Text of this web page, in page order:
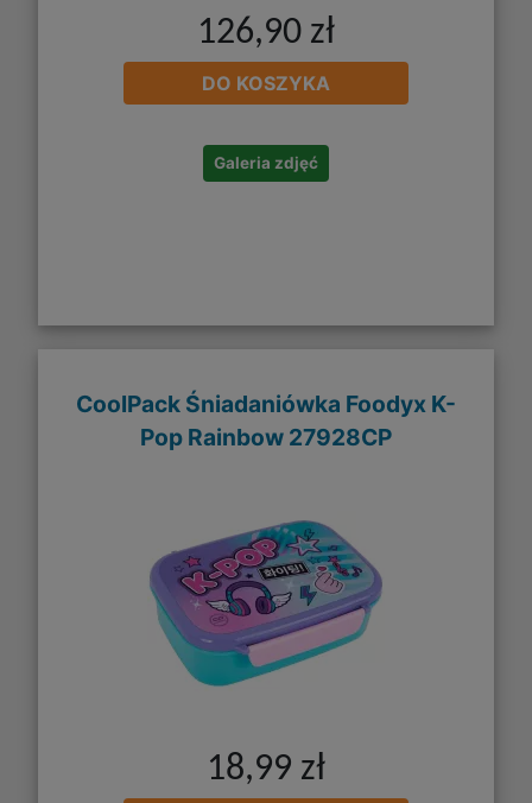
126,90 zł
DO KOSZYKA
Galeria zdjęć
CoolPack Śniadaniówka Foodyx K-
Pop Rainbow 27928CP
18,99 zł